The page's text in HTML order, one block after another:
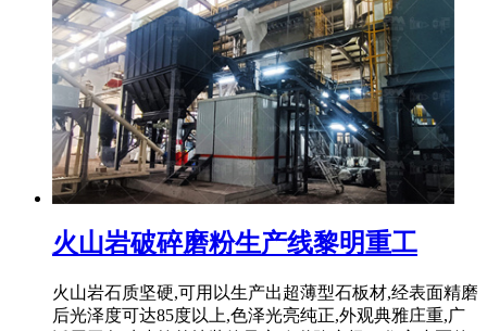
火山岩破碎磨粉生产线黎明重工
火山岩石质坚硬,可用以生产出超薄型石板材,经表面精磨
后光泽度可达85度以上,色泽光亮纯正,外观典雅庄重,广